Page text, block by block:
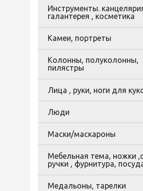
Инструменты.
галантерея , косметика
Камеи, портреты
Колонны, полуколонны,
пилястры
Лица , руки, ноги для
Люди
Маски/маскароны
Мебельная тема, ножки
ручки , фурнитура,
Медальоны, тарелки